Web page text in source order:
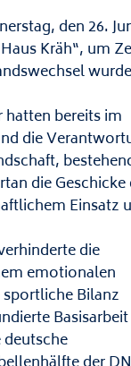
den 26.
Kräh“, um
wurde
hatten bereits im
die
die Geschicke
Einsatz
die
emotionalen
Bilanz
Basisarbeit